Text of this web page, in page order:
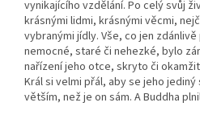
vynikajícího vzdělání. Po celý svůj
krásnými lidmi, krásnými věcmi,
vybranými jídly. Vše, co jen
nemocné, staré či nehezké, bylo
nařízení jeho otce, skryto či
Král si velmi přál, aby se jeho
větším, než je on sám. A Buddha